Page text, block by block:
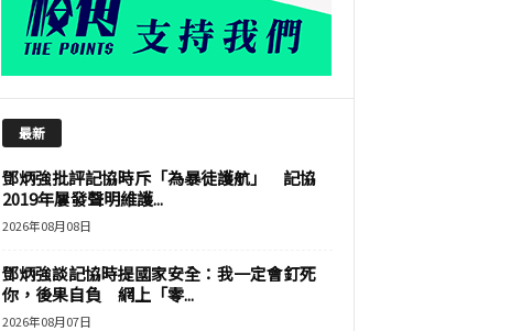
最新
鄧炳強批評記協時斥「為暴徒護航」 記協
2019年屢發聲明維護...
2026年08月08日
鄧炳強談記協時提國家安全：我一定會釘死
你，後果自負 網上「零...
2026年08月07日